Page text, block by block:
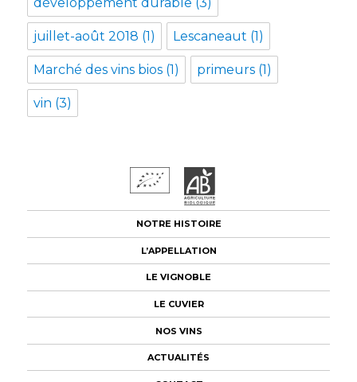
juillet-août 2018 (1) Lescaneaut (1)
Marché des vins bios (1) primeurs (1)
vin (3)
NOTRE HISTOIRE
L’APPELLATION
LE VIGNOBLE
LE CUVIER
NOS VINS
ACTUALITÉS